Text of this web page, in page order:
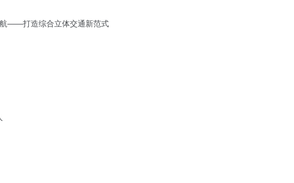
——打造综合立体交通新范式